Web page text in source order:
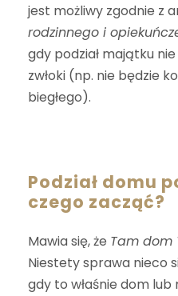
jest możliwy zgodnie z
rodzinnego i
gdy podział majątku
zwłoki (np. nie będzie
biegłego).
Podział domu
czego zacząć?
Mawia się, że Tam dom
Niestety sprawa nieco
gdy to właśnie dom